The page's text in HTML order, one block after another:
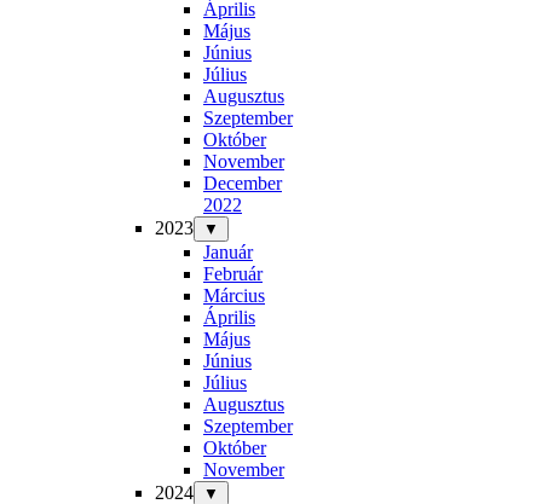
Április
Május
Június
Július
Augusztus
Szeptember
Október
November
December
2022
2023
▼
Január
Február
Március
Április
Május
Június
Július
Augusztus
Szeptember
Október
November
2024
▼